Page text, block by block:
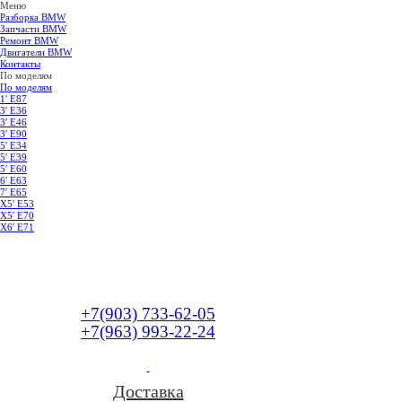
Меню
Разборка BMW
Запчасти BMW
Ремонт BMW
Двигатели BMW
Контакты
По моделям
По моделям
1′ E87
3′ E36
3′ E46
3′ E90
5′ E34
5′ E39
5′ E60
6′ E63
7′ E65
Х5′ E53
X5′ E70
X6′ E71
+7(903) 733-62-05
+7(963) 993-22-24
Доставка